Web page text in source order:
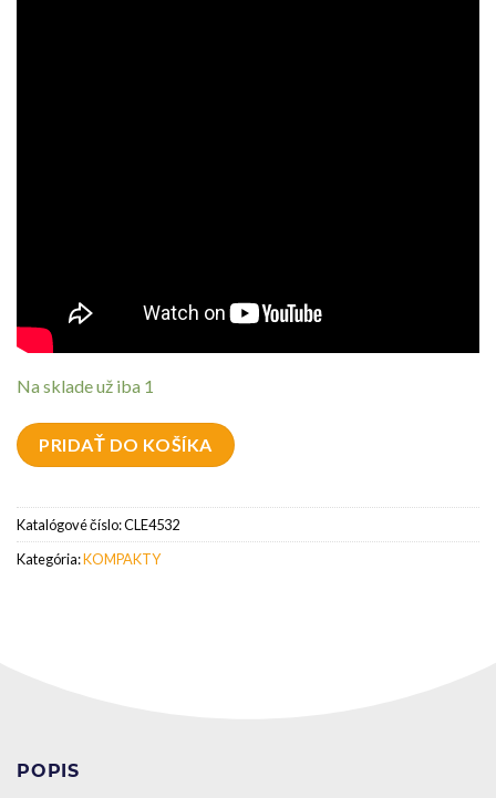
Na sklade už iba 1
PRIDAŤ DO KOŠÍKA
Katalógové číslo:CLE4532
Kategória:KOMPAKTY
POPIS